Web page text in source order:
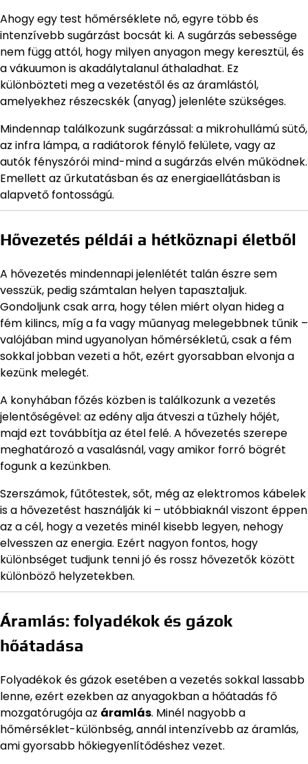
Ahogy egy test hőmérséklete nő, egyre több és
intenzívebb sugárzást bocsát ki. A sugárzás sebessége
nem függ attól, hogy milyen anyagon megy keresztül, és
a vákuumon is akadálytalanul áthaladhat. Ez
különbözteti meg a vezetéstől és az áramlástól,
amelyekhez részecskék (anyag) jelenléte szükséges.
Mindennap találkozunk sugárzással: a mikrohullámú sütő,
az infra lámpa, a radiátorok fénylő felülete, vagy az
autók fényszórói mind-mind a sugárzás elvén működnek.
Emellett az űrkutatásban és az energiaellátásban is
alapvető fontosságú.
Hővezetés példái a hétköznapi életből
A hővezetés mindennapi jelenlétét talán észre sem
vesszük, pedig számtalan helyen tapasztaljuk.
Gondoljunk csak arra, hogy télen miért olyan hideg a
fém kilincs, míg a fa vagy műanyag melegebbnek tűnik –
valójában mind ugyanolyan hőmérsékletű, csak a fém
sokkal jobban vezeti a hőt, ezért gyorsabban elvonja a
kezünk melegét.
A konyhában főzés közben is találkozunk a vezetés
jelentőségével: az edény alja átveszi a tűzhely hőjét,
majd ezt továbbítja az étel felé. A hővezetés szerepe
meghatározó a vasalásnál, vagy amikor forró bögrét
fogunk a kezünkben.
Szerszámok, fűtőtestek, sőt, még az elektromos kábelek
is a hővezetést használják ki – utóbbiaknál viszont éppen
az a cél, hogy a vezetés minél kisebb legyen, nehogy
elvesszen az energia. Ezért nagyon fontos, hogy
különbséget tudjunk tenni jó és rossz hővezetők között
különböző helyzetekben.
Áramlás: folyadékok és gázok
hőátadása
Folyadékok és gázok esetében a vezetés sokkal lassabb
lenne, ezért ezekben az anyagokban a hőátadás fő
mozgatórugója az áramlás. Minél nagyobb a
hőmérséklet-különbség, annál intenzívebb az áramlás,
ami gyorsabb hőkiegyenlítődéshez vezet.